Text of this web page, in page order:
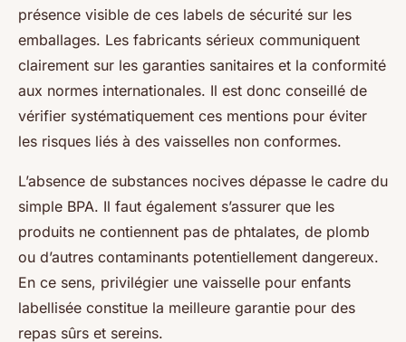
présence visible de ces labels de sécurité sur les
emballages. Les fabricants sérieux communiquent
clairement sur les garanties sanitaires et la conformité
aux normes internationales. Il est donc conseillé de
vérifier systématiquement ces mentions pour éviter
les risques liés à des vaisselles non conformes.
L’absence de substances nocives dépasse le cadre du
simple BPA. Il faut également s’assurer que les
produits ne contiennent pas de phtalates, de plomb
ou d’autres contaminants potentiellement dangereux.
En ce sens, privilégier une vaisselle pour enfants
labellisée constitue la meilleure garantie pour des
repas sûrs et sereins.